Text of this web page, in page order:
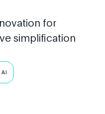
for
simplification
AI